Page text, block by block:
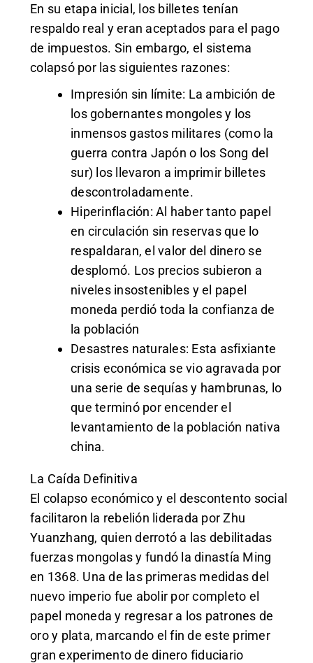
En su etapa inicial, los billetes tenían
respaldo real y eran aceptados para el pago
de impuestos. Sin embargo, el sistema
colapsó por las siguientes razones:
Impresión sin límite: La ambición de
los gobernantes mongoles y los
inmensos gastos militares (como la
guerra contra Japón o los Song del
sur) los llevaron a imprimir billetes
descontroladamente.
Hiperinflación: Al haber tanto papel
en circulación sin reservas que lo
respaldaran, el valor del dinero se
desplomó. Los precios subieron a
niveles insostenibles y el papel
moneda perdió toda la confianza de
la población
Desastres naturales: Esta asfixiante
crisis económica se vio agravada por
una serie de sequías y hambrunas, lo
que terminó por encender el
levantamiento de la población nativa
china.
La Caída Definitiva
El colapso económico y el descontento social
facilitaron la rebelión liderada por Zhu
Yuanzhang, quien derrotó a las debilitadas
fuerzas mongolas y fundó la dinastía Ming
en 1368. Una de las primeras medidas del
nuevo imperio fue abolir por completo el
papel moneda y regresar a los patrones de
oro y plata, marcando el fin de este primer
gran experimento de dinero fiduciario